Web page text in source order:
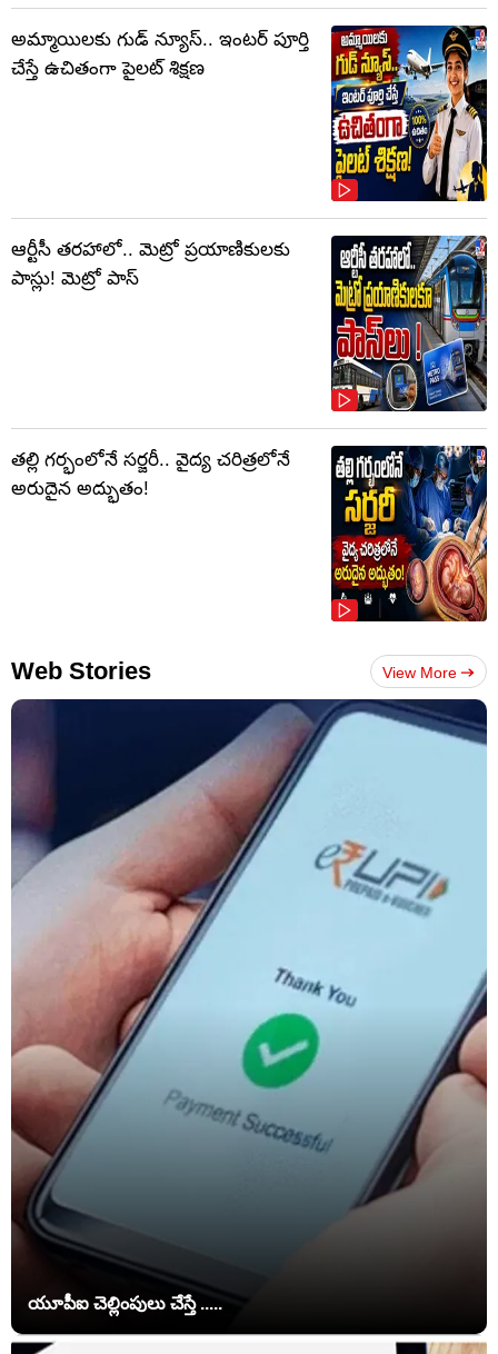
అమ్మాయిలకు గుడ్ న్యూస్.. ఇంటర్ పూర్తి
చేస్తే ఉచితంగా పైలట్ శిక్షణ
ఆర్టీసీ తరహాలో.. మెట్రో ప్రయాణికులకు
పాస్లు! మెట్రో పాస్
తల్లి గర్భంలోనే సర్జరీ.. వైద్య చరిత్రలోనే
అరుదైన అద్భుతం!
Web Stories View More
యూపీఐ చెల్లింపులు చేస్తే .....